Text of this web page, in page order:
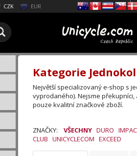
CZK EUR
Kategorie
Největší specializovaný e-shop s
vyprodaného). Nejsme
pouze kvalitní značkové zboží.
ZNAČKY: VŠECHNY DURO
CLUB UNICYCLECOM EXCEED
Select Language▼